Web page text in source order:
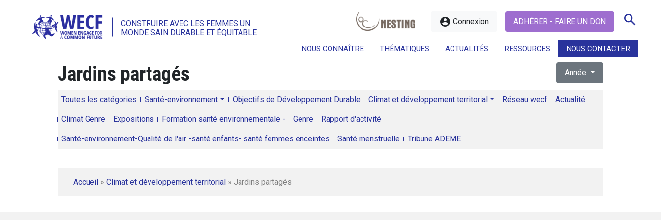
CONSTRUIRE AVEC LES FEMMES UN
MONDE SAIN DURABLE ET ÉQUITABLE
account_circle Connexion ADHÉRER - FAIRE UN DON search
NOUS CONNAÎTRE THÉMATIQUES ACTUALITÉS RESSOURCES NOUS CONTACTER
search
Jardins partagés Année
Toutes les catégories Santé-environnement Objectifs de Développement Durable Climat et développement territorial Réseau wecf Actualité
Climat Genre Expositions Formation santé environnementale - Genre Rapport d'activité
Santé-environnement-Qualité de l'air -santé enfants- santé femmes enceintes Santé menstruelle Tribune ADEME
Accueil » Climat et développement territorial » Jardins partagés